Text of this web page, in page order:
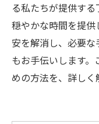
る私たちが提供す
穏やかな時間を提
安を解消し、必要
もお手伝いします
めの方法を、詳しく